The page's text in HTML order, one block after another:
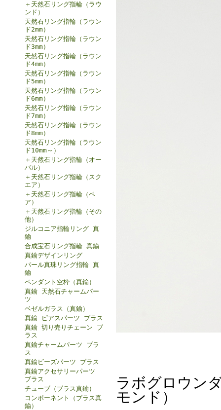
＋天然石リング指輪（ラウ
ンド）
天然石リング指輪（ラウン
ド2mm）
天然石リング指輪（ラウン
ド3mm）
天然石リング指輪（ラウン
ド4mm）
天然石リング指輪（ラウン
ド5mm）
天然石リング指輪（ラウン
ド6mm）
天然石リング指輪（ラウン
ド7mm）
天然石リング指輪（ラウン
ド8mm）
天然石リング指輪（ラウン
ド10mm～）
＋天然石リング指輪（オー
バル）
＋天然石リング指輪（スク
エア）
＋天然石リング指輪（ペ
ア）
＋天然石リング指輪（その
他）
ジルコニア指輪リング 真
鍮
合成宝石リング指輪 真鍮
真鍮デザインリング
パール真珠リング指輪 真
鍮
ペンダント空枠（真鍮）
真鍮 天然石チャームパー
ツ
ベゼルガラス（真鍮）
真鍮 ピアスパーツ ブラス
真鍮 切り売りチェーン ブ
ラス
真鍮チャームパーツ ブラ
ス
真鍮ビーズパーツ ブラス
真鍮アクセサリーパーツ
ブラス
チューブ（ブラス真鍮）
コンポーネント（ブラス真
鍮）
ラボグロウン
モンド）